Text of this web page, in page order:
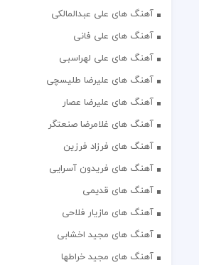
آهنگ های علی عبدالمالکی
آهنگ های علی فانی
آهنگ های علی لهراسبی
آهنگ های علیرضا طلیسچی
آهنگ های علیرضا عصار
آهنگ های غلامرضا صنعتگر
آهنگ های فرزاد فرزین
آهنگ های فریدون آسرایی
آهنگ های قدیمی
آهنگ های مازیار فلاحی
آهنگ های مجید اخشابی
آهنگ های مجید خراطها